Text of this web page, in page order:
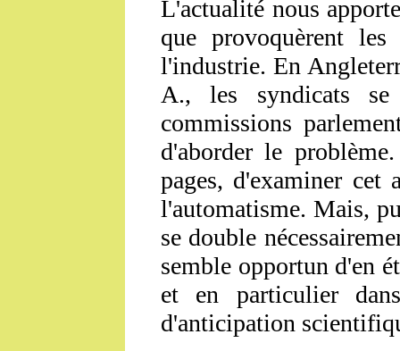
L'actualité nous
que provoquèrent
l'industrie. En
A., les syndicats
commissions
d'aborder le
pages, d'examiner cet
l'automatisme. Mais,
se double
semble opportun d'en
et en particulier
d'anticipation